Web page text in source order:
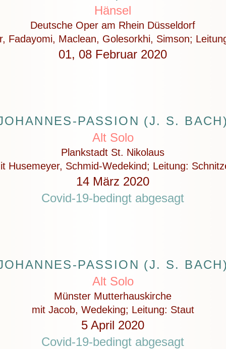
Hänsel
Deutsche Oper am Rhein Düsseldorf
Fadayomi, Maclean, Golesorkhi, Simson;
01, 08 Februar 2020
PASSION (J. S.
Alt Solo
Plankstadt St. Nikolaus
Husemeyer, Schmid-Wedekind; Leitung:
14 März 2020
Covid-19-bedingt abgesagt
PASSION (J. S.
Alt Solo
Münster Mutterhauskirche
mit Jacob, Wedeking; Leitung: Staut
5 April 2020
Covid-19-bedingt abgesagt